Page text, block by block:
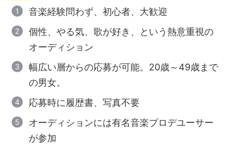
音楽経験問わず、初心者、大歓迎
個性、やる気、歌が好き、という熱意重視の
オーディション
幅広い層からの応募が可能。20歳～49歳まで
の男女。
応募時に履歴書、写真不要
オーディションには有名音楽プロデユーサー
が参加